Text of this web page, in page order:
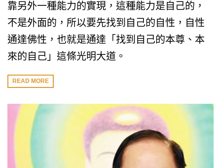
靠另外一種能力的實現，這種能力是自己的，
不是外面的，所以要先找到自己的自性，自性
通達佛性，也就是通達「找到自己的本尊、本
來的自己」這條光明大道。
READ MORE